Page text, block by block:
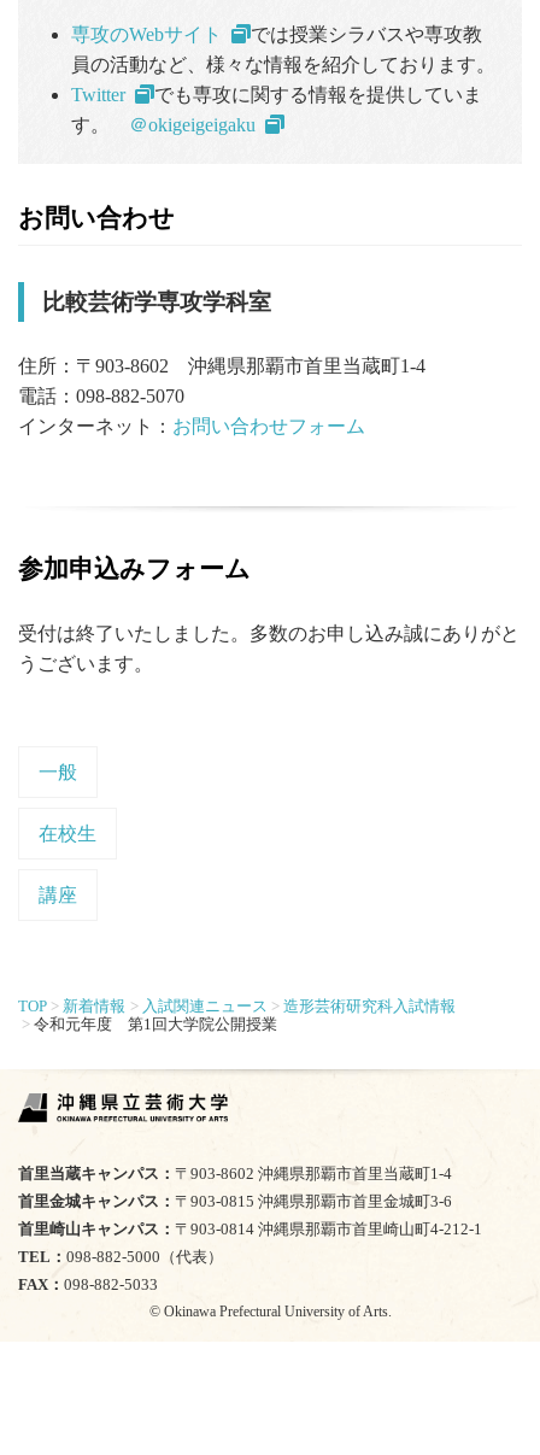
専攻のWebサイト
では授業シラバスや専攻教
員の活動など、様々な情報を紹介しております。
Twitter
でも専攻に関する情報を提供していま
す。
＠okigeigeigaku
お問い合わせ
比較芸術学専攻学科室
住所：〒903-8602 沖縄県那覇市首里当蔵町1-4
電話：098-882-5070
インターネット： お問い合わせフォーム
参加申込みフォーム
受付は終了いたしました。多数のお申し込み誠にありがと
うございます。
一般
在校生
講座
TOP 新着情報 入試関連ニュース
造形芸術研究科入試情報
令和元年度 第1回大学院公開授業
TEL
098-882-5000（代表）
FAX
098-882-5033
© Okinawa Prefectural University of Arts.
首里当蔵キャンパス
〒903-8602 沖縄県那覇市首里当蔵町1-4
首里金城キャンパス
〒903-0815 沖縄県那覇市首里金城町3-6
首里崎山キャンパス
〒903-0814 沖縄県那覇市首里崎山町4-212-1